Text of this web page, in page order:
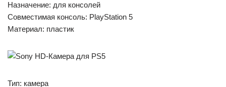
Назначение: для консолей
Совместимая консоль: PlayStation 5
Материал: пластик
Тип: камера